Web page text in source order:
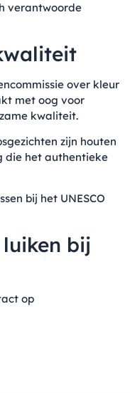
verantwoorde
over kleur
met oog voor
kwaliteit.
zijn houten
die het authentieke
bij het UNESCO
bij
op